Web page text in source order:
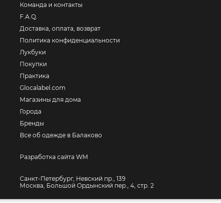
Команда и контакты
F.A.Q.
Доставка, оплата, возврат
Политика конфиденциальности
Лукбуки
Покупки
Практика
Glocalabel.com
Магазины для дома
Города
Бренды
Все об одежде в Балаково
Разработка сайта WM
Санкт-Петербург, Невский пр., 139
Москва, Большой Ордынский пер., 4, стр. 2